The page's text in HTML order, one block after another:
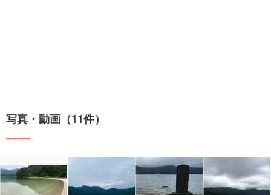
写真・動画（11件）